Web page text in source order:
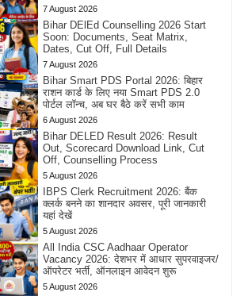
7 August 2026
Bihar DElEd Counselling 2026 Start
Soon: Documents, Seat Matrix,
Dates, Cut Off, Full Details
7 August 2026
Bihar Smart PDS Portal 2026: बिहार
राशन कार्ड के लिए नया Smart PDS 2.0
पोर्टल लॉन्च, अब घर बैठे करें सभी काम
6 August 2026
Bihar DELED Result 2026: Result
Out, Scorecard Download Link, Cut
Off, Counselling Process
5 August 2026
IBPS Clerk Recruitment 2026: बैंक
क्लर्क बनने का शानदार अवसर, पूरी जानकारी
यहां देखें
5 August 2026
All India CSC Aadhaar Operator
Vacancy 2026: देशभर में आधार सुपरवाइजर/
ऑपरेटर भर्ती, ऑनलाइन आवेदन शुरू
5 August 2026